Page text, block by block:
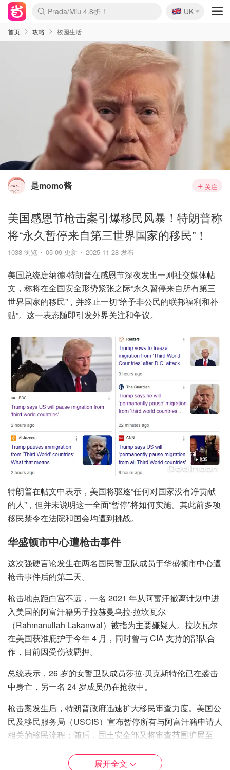
麦卢卡蜂蜜夏促！个位数！
Prada/Miu 4.8折！
啥？必胜客披萨5折！
🇬🇧
UK
首页 攻略 校园生活
是momo酱 关注
美国感恩节枪击案引爆移民风暴！特朗普称
将“永久暂停来自第三世界国家的移民”！
1038 浏览 05-09 更新 2025-11-28 发布
美国总统唐纳德·特朗普在感恩节深夜发出一则社交媒体帖
文，称将在全国安全形势紧张之际“永久暂停来自所有第三
世界国家的移民”，并终止一切“给予非公民的联邦福利和补
贴”。这一表态随即引发外界关注和争议。
特朗普在帖文中表示，美国将驱逐“任何对国家没有净贡献
的人”，但并未说明这一全面“暂停”将如何实施。其此前多项
移民禁令在法院和国会均遭到挑战。
华盛顿市中心遭枪击事件
这次强硬言论发生在两名国民警卫队成员于华盛顿市中心遭
枪击事件后的第二天。
枪击地点距白宫不远，一名 2021 年从阿富汗撤离计划中进
入美国的阿富汗籍男子拉赫曼乌拉·拉坎瓦尔
（Rahmanullah Lakanwal）被指为主要嫌疑人。拉坎瓦尔
在美国获准庇护于今年 4 月，同时曾与 CIA 支持的部队合
作，目前因受伤被羁押。
总统表示，26 岁的女警卫队成员莎拉·贝克斯特伦已在袭击
中身亡，另一名 24 岁成员仍在抢救中。
枪击案发生后，特朗普政府迅速扩大移民审查力度。美国公
民及移民服务局（USCIS）宣布暂停所有与阿富汗籍申请人
相关的移民流程；随后，国土安全部又将审查范围扩展至
展开全文